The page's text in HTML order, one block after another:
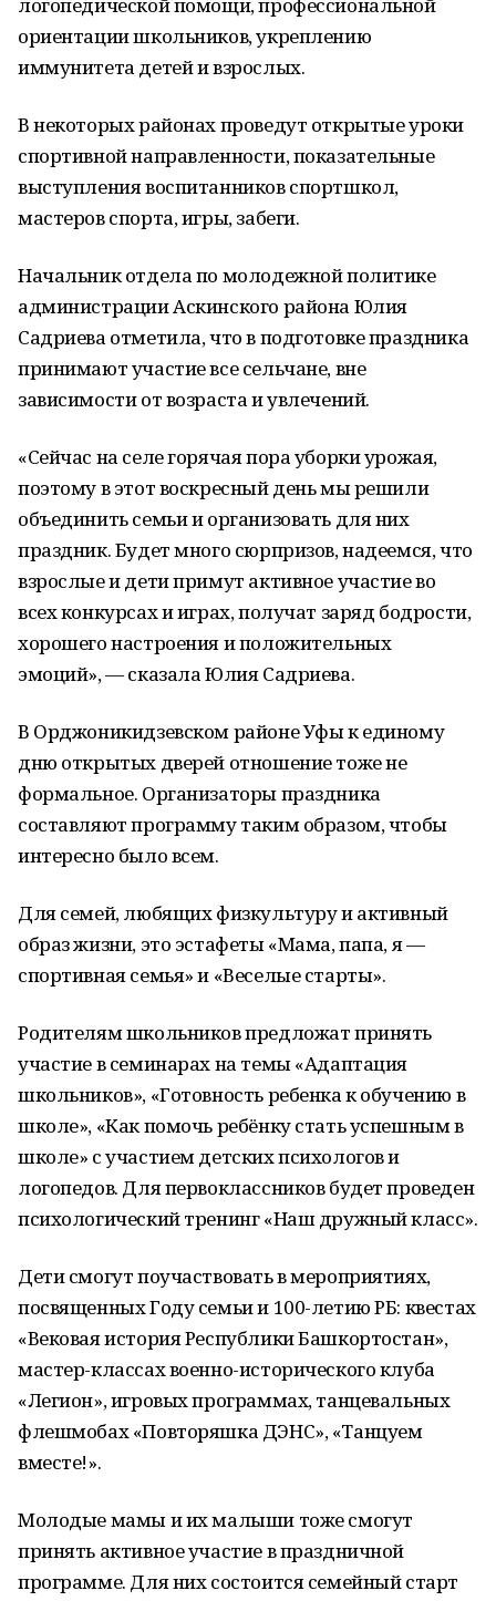
ориентации школьников, укреплению
иммунитета детей и взрослых.
В некоторых районах проведут открытые уроки
спортивной направленности, показательные
выступления воспитанников спортшкол,
мастеров спорта, игры, забеги.
Начальник отдела по молодежной политике
администрации Аскинского района Юлия
Садриева отметила, что в подготовке праздника
принимают участие все сельчане, вне
зависимости от возраста и увлечений.
«Сейчас на селе горячая пора уборки урожая,
поэтому в этот воскресный день мы решили
объединить семьи и организовать для них
праздник. Будет много сюрпризов, надеемся, что
взрослые и дети примут активное участие во
всех конкурсах и играх, получат заряд бодрости,
хорошего настроения и положительных
эмоций», — сказала Юлия Садриева.
В Орджоникидзевском районе Уфы к единому
дню открытых дверей отношение тоже не
формальное. Организаторы праздника
составляют программу таким образом, чтобы
интересно было всем.
Для семей, любящих физкультуру и активный
образ жизни, это эстафеты «Мама, папа, я —
спортивная семья» и «Веселые старты».
Родителям школьников предложат принять
участие в семинарах на темы «Адаптация
школьников», «Готовность ребенка к обучению в
школе», «Как помочь ребёнку стать успешным в
школе» с участием детских психологов и
логопедов. Для первоклассников будет проведен
психологический тренинг «Наш дружный класс».
Дети смогут поучаствовать в мероприятиях,
посвященных Году семьи и 100-летию РБ: квестах
«Вековая история Республики Башкортостан»,
мастер-классах военно-исторического клуба
«Легион», игровых программах, танцевальных
флешмобах «Повторяшка ДЭНС», «Танцуем
вместе!».
Молодые мамы и их малыши тоже смогут
принять активное участие в праздничной
программе. Для них состоится семейный старт